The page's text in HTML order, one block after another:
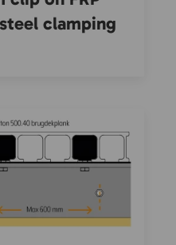
clamping